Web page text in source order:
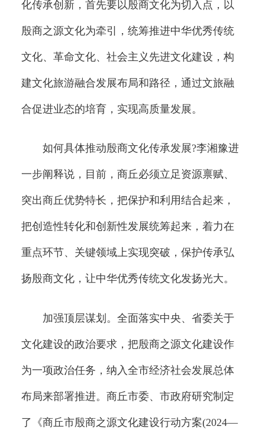
化传承创新，首先要以殷商文化为切入点，以
殷商之源文化为牵引，统筹推进中华优秀传统
文化、革命文化、社会主义先进文化建设，构
建文化旅游融合发展布局和路径，通过文旅融
合促进业态的培育，实现高质量发展。
如何具体推动殷商文化传承发展?李湘豫进
一步阐释说，目前，商丘必须立足资源禀赋、
突出商丘优势特长，把保护和利用结合起来，
把创造性转化和创新性发展统筹起来，着力在
重点环节、关键领域上实现突破，保护传承弘
扬殷商文化，让中华优秀传统文化发扬光大。
加强顶层谋划。全面落实中央、省委关于
文化建设的政治要求，把殷商之源文化建设作
为一项政治任务，纳入全市经济社会发展总体
布局来部署推进。商丘市委、市政府研究制定
了《商丘市殷商之源文化建设行动方案(2024—